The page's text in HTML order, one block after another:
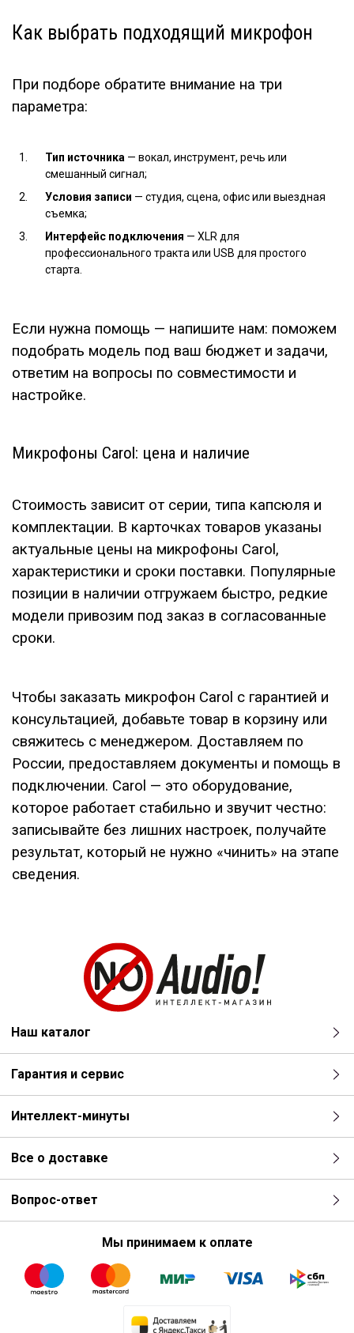
Как выбрать подходящий микрофон
При подборе обратите внимание на три
параметра:
Тип источника — вокал, инструмент, речь или
смешанный сигнал;
Условия записи — студия, сцена, офис или выездная
съемка;
Интерфейс подключения — XLR для
профессионального тракта или USB для простого
старта.
Если нужна помощь — напишите нам: поможем
подобрать модель под ваш бюджет и задачи,
ответим на вопросы по совместимости и
настройке.
Микрофоны Carol: цена и наличие
Стоимость зависит от серии, типа капсюля и
комплектации. В карточках товаров указаны
актуальные цены на микрофоны Carol,
характеристики и сроки поставки. Популярные
позиции в наличии отгружаем быстро, редкие
модели привозим под заказ в согласованные
сроки.
Чтобы заказать микрофон Carol с гарантией и
консультацией, добавьте товар в корзину или
свяжитесь с менеджером. Доставляем по
России, предоставляем документы и помощь в
подключении. Carol — это оборудование,
которое работает стабильно и звучит честно:
записывайте без лишних настроек, получайте
результат, который не нужно «чинить» на этапе
сведения.
Наш каталог
Гарантия и сервис
Интеллект-минуты
Все о доставке
Вопрос-ответ
Мы принимаем к оплате